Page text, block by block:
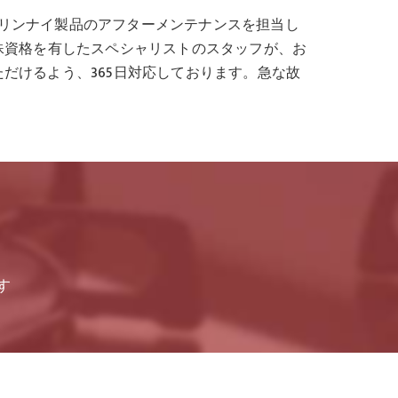
ナイ製品のアフターメンテナンスを担当し
格を有したスペシャリストのスタッフが、お
けるよう、365日対応しております。急な故